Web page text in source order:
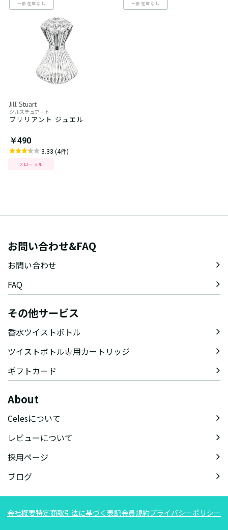
一部在庫なし 一部在庫なし
Jill Stuart
ジルスチュアート
ブリリアント ジュエル
￥490
3.33 (4件)
フローラル
お問い合わせ&FAQ
お問い合わせ
FAQ
その他サービス
香水ツイストボトル
ツイストボトル専用カートリッジ
ギフトカード
About
Celesについて
レビューについて
採用ページ
ブログ
会社概要特定商取引法に基づく表記会員規約プライバシーポリシー